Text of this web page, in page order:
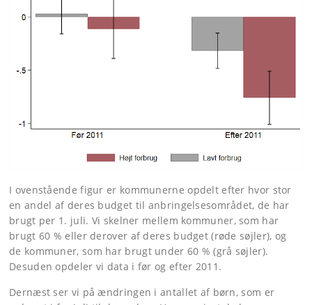
I ovenstående figur er kommunerne opdelt efter hvor stor
en andel af deres budget til anbringelsesområdet, de har
brugt per 1. juli. Vi skelner mellem kommuner, som har
brugt 60 % eller derover af deres budget (røde søjler), og
de kommuner, som har brugt under 60 % (grå søjler).
Desuden opdeler vi data i før og efter 2011.
Dernæst ser vi på ændringen i antallet af børn, som er